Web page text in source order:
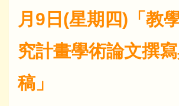
月9日(星期四)「教
究計畫學術論文撰
稿」